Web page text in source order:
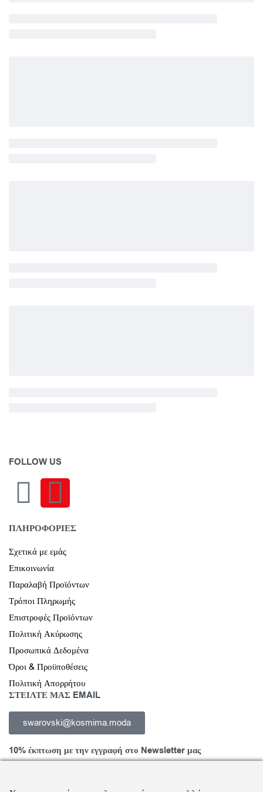
FOLLOW US
ΠΛΗΡΟΦΟΡΙΕΣ
Σχετικά με εμάς
Επικοινωνία
Παραλαβή Προϊόντων
Τρόποι Πληρωμής
Επιστροφές Προϊόντων
Πολιτική Ακύρωσης
Προσωπικά Δεδομένα
Όροι & Προϋποθέσεις
Πολιτική Απορρήτου
ΣΤΕΙΛΤΕ ΜΑΣ EMAIL
swarovski@kosmima.moda
10% έκπτωση με την εγγραφή στο Newsletter μας